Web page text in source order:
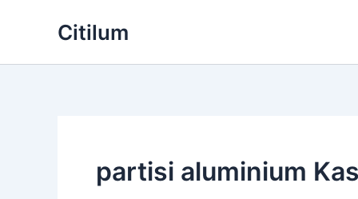
Citilum
partisi aluminium